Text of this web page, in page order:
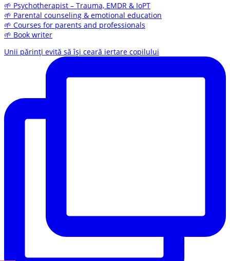
🌱 Psychotherapist – Trauma, EMDR & IoPT
🌱 Parental counseling & emotional education
🌱 Courses for parents and professionals
🌱 Book writer
Unii părinți evită să își ceară iertare copilului